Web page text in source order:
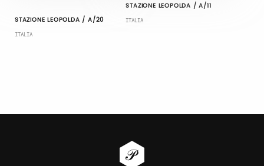
STAZIONE LEOPOLDA / A/20
ITALIA
STAZIONE LEOPOLDA / A/11
ITALIA